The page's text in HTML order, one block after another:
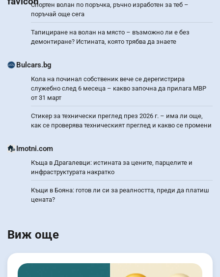
Спортен волан по поръчка, ръчно изработен за теб –
поръчай още сега
Тапициране на волан на място – възможно ли е без
демонтиране? Истината, която трябва да знаете
Bulcars.bg
Кола на починал собственик вече се дерегистрира
служебно след 6 месеца – какво започна да прилага МВР
от 31 март
Стикер за технически преглед през 2026 г. – има ли още,
как се проверява техническият преглед и какво се промени
Imotni.com
Къща в Драгалевци: истината за цените, парцелите и
инфраструктурата накратко
Къщи в Бояна: готов ли си за реалността, преди да платиш
цената?
Виж още